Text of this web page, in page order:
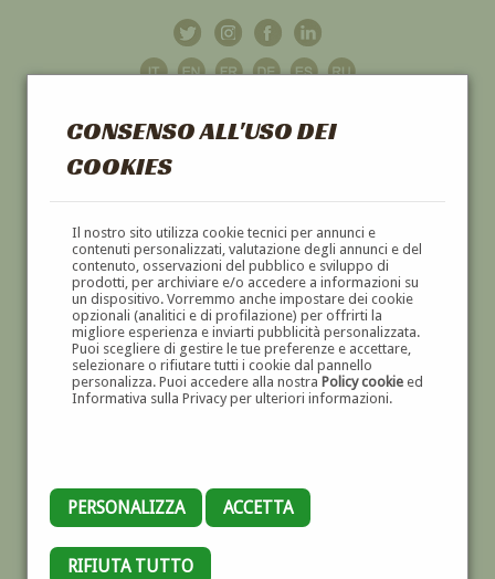
CONSENSO ALL'USO DEI
COOKIES
Il nostro sito utilizza cookie tecnici per annunci e
contenuti personalizzati, valutazione degli annunci e del
contenuto, osservazioni del pubblico e sviluppo di
prodotti, per archiviare e/o accedere a informazioni su
un dispositivo. Vorremmo anche impostare dei cookie
opzionali (analitici e di profilazione) per offrirti la
migliore esperienza e inviarti pubblicità personalizzata.
Puoi scegliere di gestire le tue preferenze e accettare,
selezionare o rifiutare tutti i cookie dal pannello
personalizza. Puoi accedere alla nostra Policy cookieed
Informativa sulla Privacy per ulteriori informazioni.
PERSONALIZZA ACCETTA
RIFIUTA TUTTO
GALLERIAD'ARTE
DIPINTI E SCULTURE '800 E '900